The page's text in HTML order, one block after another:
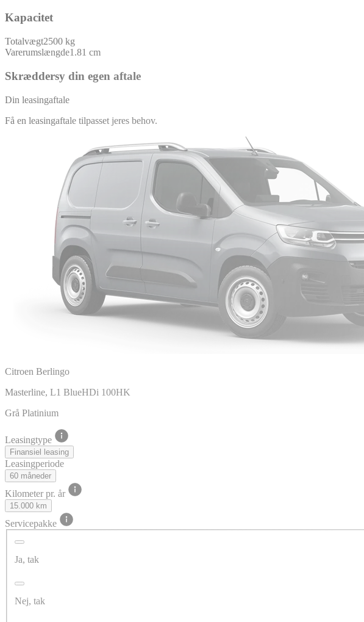
Kapacitet
Totalvægt2500 kg
Varerumslængde1.81 cm
Skræddersy din egen aftale
Din leasingaftale
Få en leasingaftale tilpasset jeres behov.
Citroen Berlingo
Masterline, L1 BlueHDi 100HK
Grå Platinium
Leasingtype
Finansiel leasing
Leasingperiode
60 måneder
Kilometer pr. år
15.000 km
Servicepakke
Ja, tak
Nej, tak